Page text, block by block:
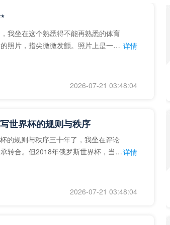
我坐在这个熟悉得不能再熟悉的体育
照片，指尖微微发颤。照片上是一个 详情
2026-07-21 03:48:04
世界杯的规则与秩序
的规则与秩序三十年了，我坐在评论
转合。但2018年俄罗斯世界杯，当
详情
2026-07-21 03:48:04